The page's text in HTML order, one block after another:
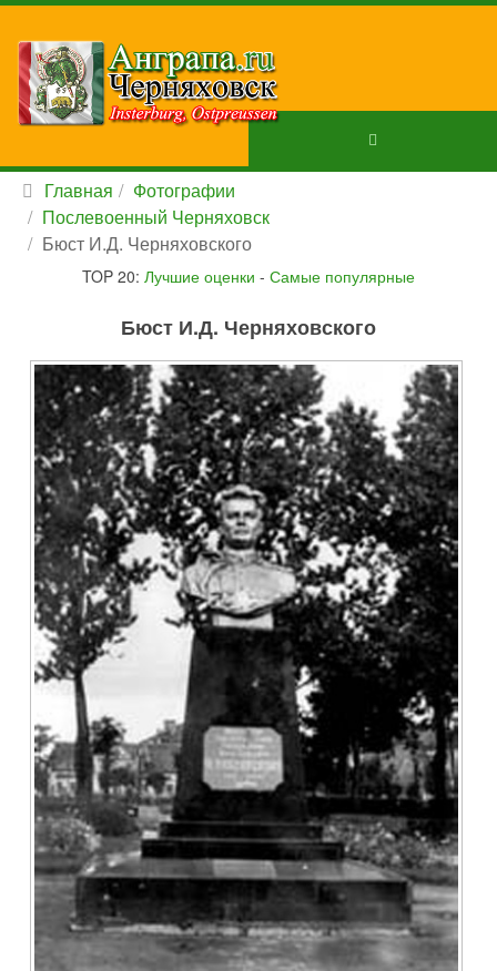
Главная
Фотографии
Послевоенный Черняховск
Бюст И.Д. Черняховского
TOP 20: Лучшие оценки - Самые популярные
Бюст И.Д. Черняховского